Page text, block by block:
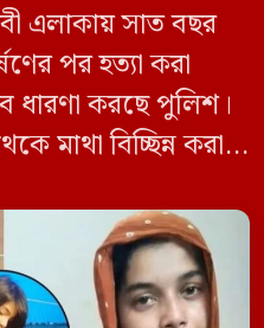
এলাকায় সাত বছর
পর হত্যা করা
ধারণা করছে পুলিশ।
মাথা বিচ্ছিন্ন করা
পাশের ফ্ল্যাটের
ও তার স্ত্রী স্বপ্না
[…]